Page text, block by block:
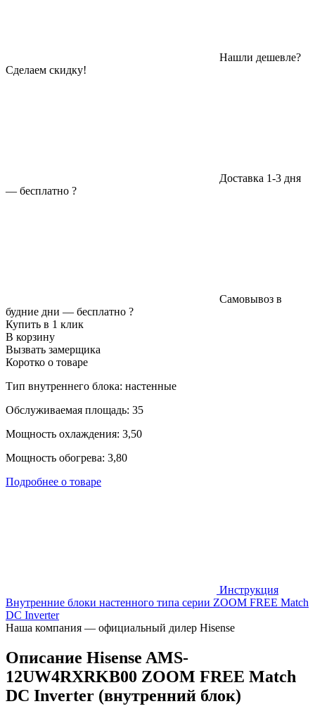
Нашли дешевле?
Сделаем скидку!
Доставка 1-3 дня
— бесплатно ?
Самовывоз в
будние дни — бесплатно ?
Купить в 1 клик
В корзину
Вызвать замерщика
Коротко о товаре
Тип внутреннего блока: настенные
Обслуживаемая площадь: 35
Мощность охлаждения: 3,50
Мощность обогрева: 3,80
Подробнее о товаре
Инструкция
Внутренние блоки настенного типа серии ZOOM FREE Match
DC Inverter
Наша компания — официальный дилер Hisense
Описание Hisense AMS-
12UW4RXRKB00 ZOOM FREE Match
DC Inverter (внутренний блок)